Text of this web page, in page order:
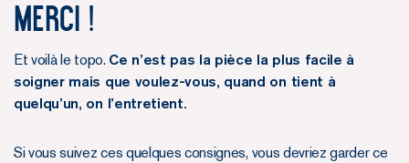
Merci !
Et voilà le topo. Ce n’est pas la pièce la plus facile à
soigner mais que voulez-vous, quand on tient à
quelqu’un, on l’entretient.
Si vous suivez ces quelques consignes, vous devriez garder ce